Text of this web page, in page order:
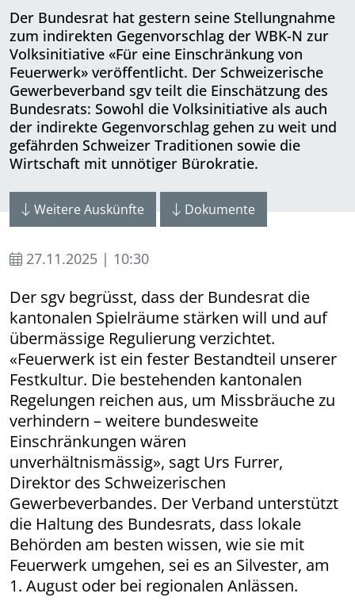
Der Bundesrat hat gestern seine Stellungnahme
zum indirekten Gegenvorschlag der WBK-N zur
Volksinitiative «Für eine Einschränkung von
Feuerwerk» veröffentlicht. Der Schweizerische
Gewerbeverband sgv teilt die Einschätzung des
Bundesrats: Sowohl die Volksinitiative als auch
der indirekte Gegenvorschlag gehen zu weit und
gefährden Schweizer Traditionen sowie die
Wirtschaft mit unnötiger Bürokratie.
Weitere Auskünfte Dokumente
27.11.2025 | 10:30
Der sgv begrüsst, dass der Bundesrat die
kantonalen Spielräume stärken will und auf
übermässige Regulierung verzichtet.
«Feuerwerk ist ein fester Bestandteil unserer
Festkultur. Die bestehenden kantonalen
Regelungen reichen aus, um Missbräuche zu
verhindern – weitere bundesweite
Einschränkungen wären
unverhältnismässig», sagt Urs Furrer,
Direktor des Schweizerischen
Gewerbeverbandes. Der Verband unterstützt
die Haltung des Bundesrats, dass lokale
Behörden am besten wissen, wie sie mit
Feuerwerk umgehen, sei es an Silvester, am
1. August oder bei regionalen Anlässen.